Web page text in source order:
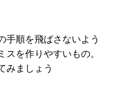
手順を飛ばさないよう
を作りやすいもの。
みましょう